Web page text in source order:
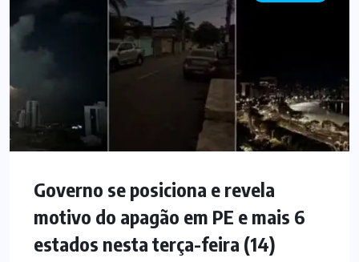
Governo se posiciona e revela
motivo do apagão em PE e mais 6
estados nesta terça-feira (14)